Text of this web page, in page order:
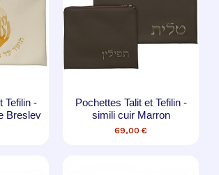
Tefilin -
Breslev
Pochettes Talit et Tefilin -
simili cuir Marron
69,00 €